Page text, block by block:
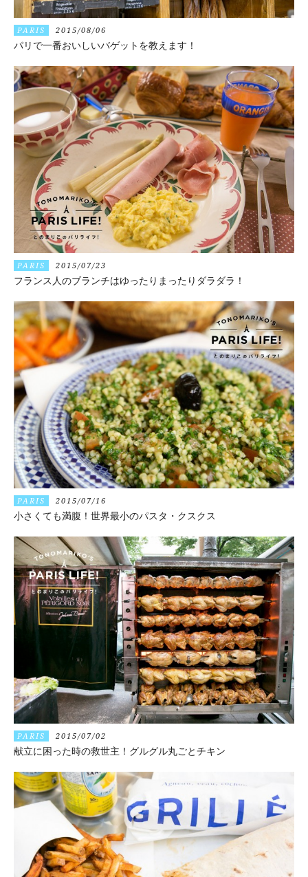
PARIS 2015/08/06
パリで一番おいしいバゲットを教えます！
PARIS 2015/07/23
フランス人のブランチはゆったりまったりダラダラ！
PARIS 2015/07/16
小さくても満腹！世界最小のパスタ・クスクス
PARIS 2015/07/02
献立に困った時の救世主！グルグル丸ごとチキン